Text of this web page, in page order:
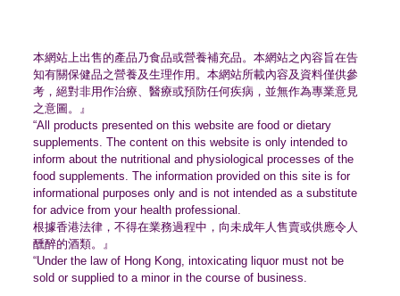
本網站上出售的產品乃食品或營養補充品。 本網站之內容旨在告
知有關保健品之營養及生理作用。 本網站所載內容及資料僅供參
考，絕對非用作治療、 醫療或預防任何疾病，並無作為專業意見
之意圖。』
“All products presented on this website are food or dietary
supplements. The content on this website is only intended to
inform about the nutritional and physiological processes of the
food supplements. The information provided on this site is for
informational purposes only and is not intended as a substitute
for advice from your health professional.
根據香港法律，不得在業務過程中， 向未成年人售賣或供應令人
醺醉的酒類。』
“Under the law of Hong Kong, intoxicating liquor must not be
sold or supplied to a minor in the course of business.